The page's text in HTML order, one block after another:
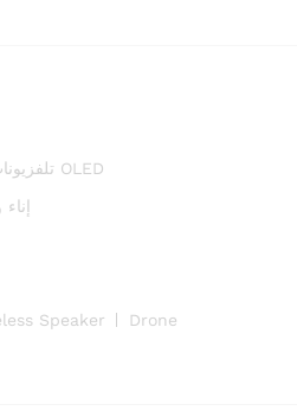
تلفزيونات OLED
Speaker Drone